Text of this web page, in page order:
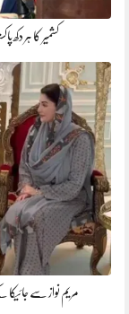
کشمیر کا ہر دکھ
مریم نواز سے